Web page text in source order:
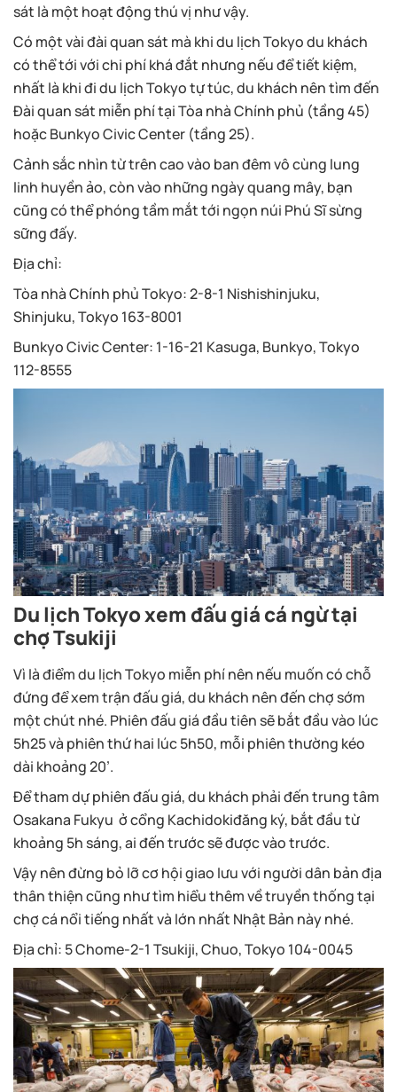
sát là một hoạt động thú vị như vậy.
Có một vài đài quan sát mà khi du lịch Tokyo du khách
có thể tới với chi phí khá đắt nhưng nếu để tiết kiệm,
nhất là khi đi du lịch Tokyo tự túc, du khách nên tìm đến
Đài quan sát miễn phí tại Tòa nhà Chính phủ (tầng 45)
hoặc Bunkyo Civic Center (tầng 25).
Cảnh sắc nhìn từ trên cao vào ban đêm vô cùng lung
linh huyền ảo, còn vào những ngày quang mây, bạn
cũng có thể phóng tầm mắt tới ngọn núi Phú Sĩ sừng
sững đấy.
Địa chỉ:
Tòa nhà Chính phủ Tokyo: 2-8-1 Nishishinjuku,
Shinjuku, Tokyo 163-8001
Bunkyo Civic Center: 1-16-21 Kasuga, Bunkyo, Tokyo
112-8555
Du lịch Tokyo xem đấu giá cá ngừ tại
chợ Tsukiji
Vì là điểm du lịch Tokyo miễn phí nên nếu muốn có chỗ
đứng để xem trận đấu giá, du khách nên đến chợ sớm
một chút nhé. Phiên đấu giá đầu tiên sẽ bắt đầu vào lúc
5h25 và phiên thứ hai lúc 5h50, mỗi phiên thường kéo
dài khoảng 20’.
Để tham dự phiên đấu giá, du khách phải đến trung tâm
Osakana Fukyu ở cổng Kachidokiđăng ký, bắt đầu từ
khoảng 5h sáng, ai đến trước sẽ được vào trước.
Vậy nên đừng bỏ lỡ cơ hội giao lưu với người dân bản địa
thân thiện cũng như tìm hiểu thêm về truyền thống tại
chợ cá nổi tiếng nhất và lớn nhất Nhật Bản này nhé.
Địa chỉ: 5 Chome-2-1 Tsukiji, Chuo, Tokyo 104-0045